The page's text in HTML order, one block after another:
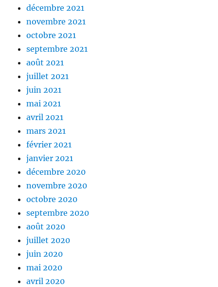
décembre 2021
novembre 2021
octobre 2021
septembre 2021
août 2021
juillet 2021
juin 2021
mai 2021
avril 2021
mars 2021
février 2021
janvier 2021
décembre 2020
novembre 2020
octobre 2020
septembre 2020
août 2020
juillet 2020
juin 2020
mai 2020
avril 2020